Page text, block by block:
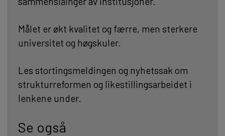
Målet er økt kvalitet og færre, men sterkere
universitet og høgskuler.
Les stortingsmeldingen og nyhetssak om
strukturreformen og likestillingsarbeidet i
lenkene under.
Se også